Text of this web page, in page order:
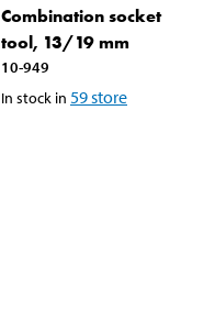
Combination socket
tool, 13/19 mm
10-949
In stock in 59store